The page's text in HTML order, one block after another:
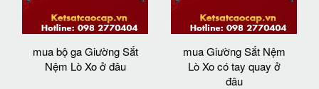
mua bộ ga Giường Sắt
Nệm Lò Xo ở đâu
mua Giường Sắt Nệm
Lò Xo có tay quay ở
đâu